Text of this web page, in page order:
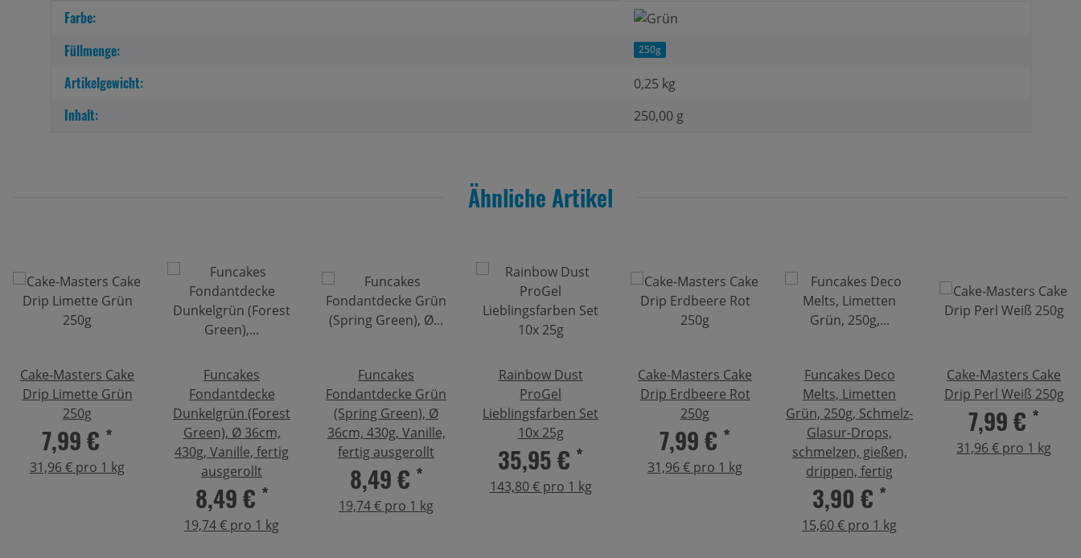
Produkteigenschaft
Wert
Farbe:
Füllmenge:
250g
Artikelgewicht: 0,25 kg
Inhalt: 250,00 g
Ähnliche Artikel
Cake-Masters Cake
Drip Limette Grün
250g
7,99 € *
31,96 € pro 1 kg
Funcakes
Fondantdecke
Dunkelgrün (Forest
Green), Ø 36cm,
430g, Vanille, fertig
ausgerollt
8,49 € *
19,74 € pro 1 kg
Funcakes
Fondantdecke Grün
(Spring Green), Ø
36cm, 430g, Vanille,
fertig ausgerollt
8,49 € *
19,74 € pro 1 kg
Rainbow Dust
ProGel
Lieblingsfarben Set
10x 25g
35,95 € *
143,80 € pro 1 kg
Cake-Masters Cake
Drip Erdbeere Rot
250g
7,99 € *
31,96 € pro 1 kg
Funcakes Deco
Melts, Limetten
Grün, 250g, Schmelz-
Glasur-Drops,
schmelzen, gießen,
drippen, fertig
3,90 € *
15,60 € pro 1 kg
Cake-Masters Cake
Drip Perl Weiß 250g
7,99 € *
31,96 € pro 1 kg